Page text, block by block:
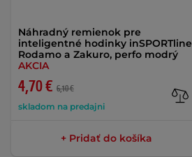
Náhradný remienok pre
inteligentné hodinky inSPORTline
Rodamo a Zakuro, perfo modrý
AKCIA
4,70 € 6,10 €
skladom na predajni
+ Pridať do košíka